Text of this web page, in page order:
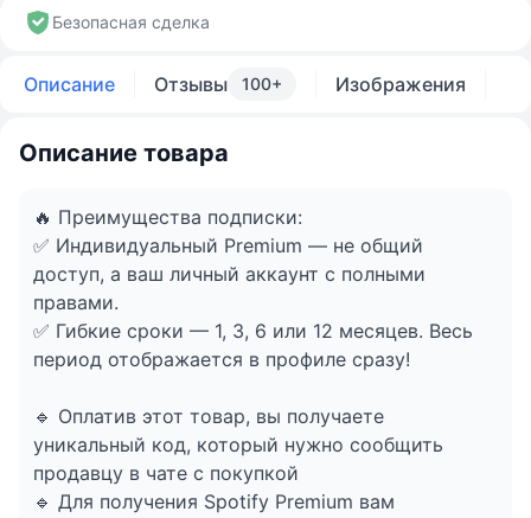
Безопасная сделка
Описание Отзывы 100+ Изображения
Описание товара
🔥 Преимущества подписки:
✅ Индивидуальный Premium — не общий
доступ, а ваш личный аккаунт с полными
правами.
✅ Гибкие сроки — 1, 3, 6 или 12 месяцев. Весь
период отображается в профиле сразу!
🔹 Оплатив этот товар, вы получаете
уникальный код, который нужно сообщить
продавцу в чате с покупкой
🔹 Для получения Spotify Premium вам